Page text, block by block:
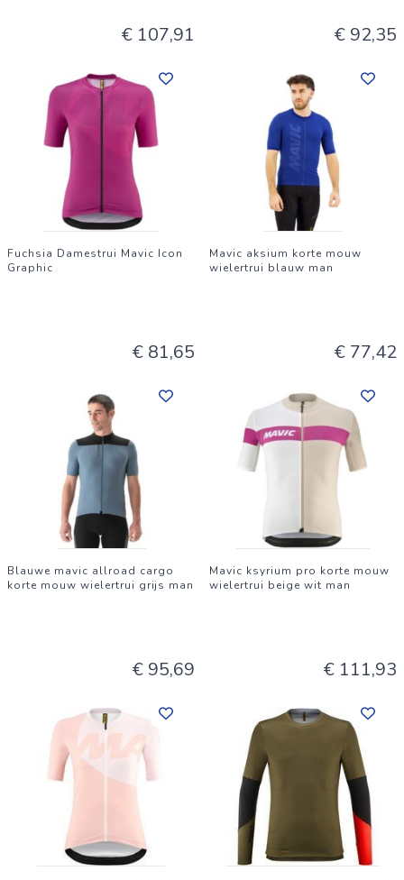
€ 107,91 € 92,35
Fuchsia Damestrui Mavic Icon
Graphic
€ 81,65
Mavic aksium korte mouw
wielertrui blauw man
€ 77,42
Blauwe mavic allroad cargo
korte mouw wielertrui grijs man
€ 95,69
Mavic ksyrium pro korte mouw
wielertrui beige wit man
€ 111,93